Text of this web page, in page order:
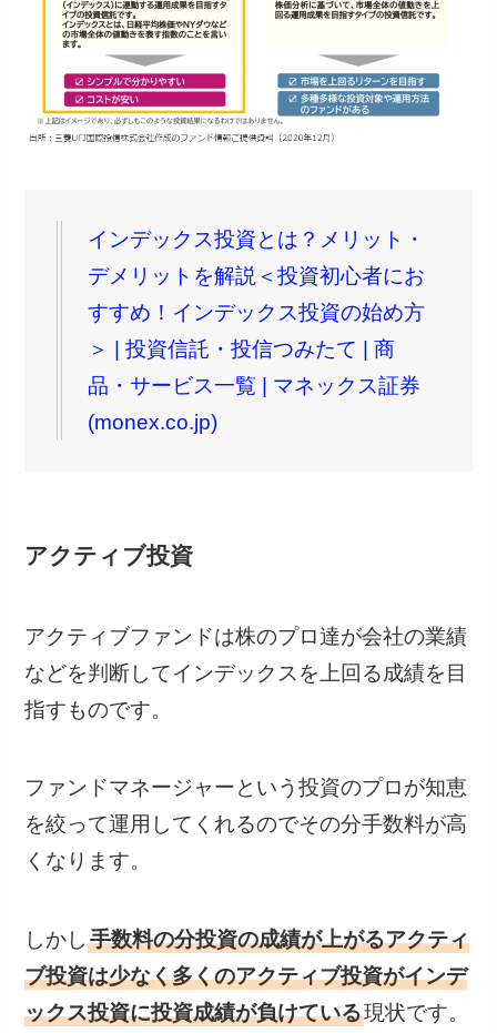
インデックス投資とは？メリット・
デメリットを解説＜投資初心者にお
すすめ！インデックス投資の始め方
＞ | 投資信託・投信つみたて | 商
品・サービス一覧 | マネックス証券
(monex.co.jp)
アクティブ投資
アクティブファンドは株のプロ達が会社の業績
などを判断してインデックスを上回る成績を目
指すものです。
ファンドマネージャーという投資のプロが知恵
を絞って運用してくれるのでその分手数料が高
くなります。
しかし手数料の分投資の成績が上がるアクティ
ブ投資は少なく多くのアクティブ投資がインデ
ックス投資に投資成績が負けている現状です。